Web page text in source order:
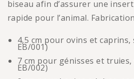
biseau afin d’assurer une
rapide pour l’animal.
4,5 cm pour ovins et caprins,
EB/001)
7 cm pour génisses et truies,
EB/002)